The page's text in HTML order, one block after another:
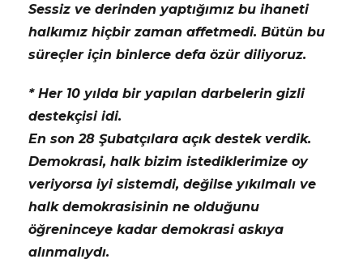
Sessiz ve derinden yaptığımız bu ihaneti
halkımız hiçbir zaman affetmedi. Bütün bu
süreçler için binlerce defa özür diliyoruz.
* Her 10 yılda bir yapılan darbelerin gizli
destekçisi idi.
En son 28 Şubatçılara açık destek verdik.
Demokrasi, halk bizim istediklerimize oy
veriyorsa iyi sistemdi, değilse yıkılmalı ve
halk demokrasisinin ne olduğunu
öğreninceye kadar demokrasi askıya
alınmalıydı.